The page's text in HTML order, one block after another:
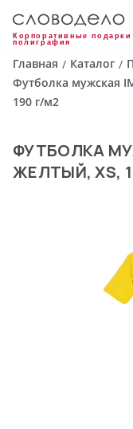
Корпоративные подарки
полиграфия
Главная / Каталог /
Футболка мужская
190 г/м2
ФУТБОЛКА
ЖЕЛТЫЙ, XS,